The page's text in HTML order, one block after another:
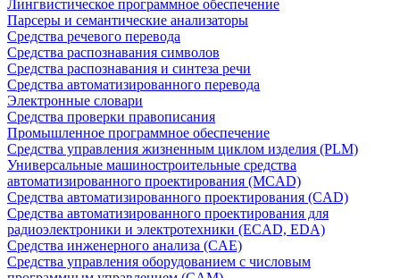
Лингвистическое программное обеспечение
Парсеры и семантические анализаторы
Средства речевого перевода
Средства распознавания символов
Средства распознавания и синтеза речи
Средства автоматизированного перевода
Электронные словари
Средства проверки правописания
Промышленное программное обеспечение
Средства управления жизненным циклом изделия (PLM)
Универсальные машиностроительные средства
автоматизированного проектирования (MCAD)
Средства автоматизированного проектирования (CAD)
Средства автоматизированного проектирования для
радиоэлектроники и электротехники (ECAD, EDA)
Средства инженерного анализа (CAE)
Средства управления оборудованием с числовым